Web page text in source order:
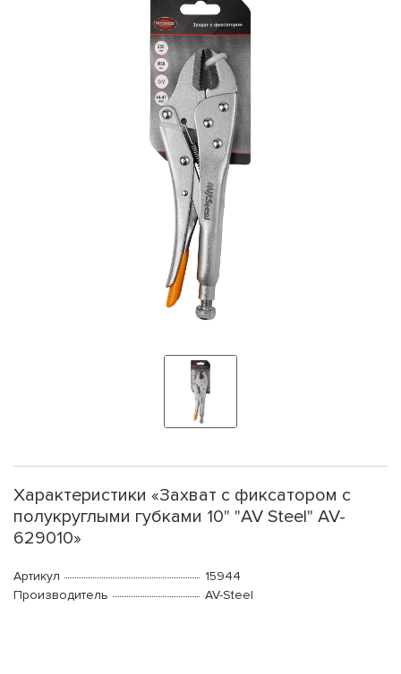
Характеристики «Захват с фиксатором с
полукруглыми губками 10" "AV Steel" AV-
629010»
Артикул
15944
Производитель
AV-Steel